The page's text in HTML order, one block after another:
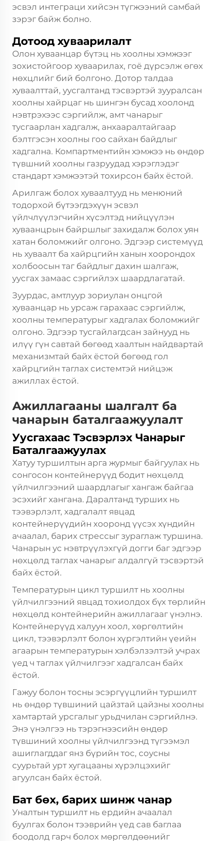
эсвэл интеграци хийсэн түгжээний самбай
зэрэг байж болно.
Дотоод хуваарилалт
Олон хуваанцар бүтэц нь хоолны хэмжээг
зохистойгоор хуваарилах, гоё дүрсэлж өгөх
нөхцлийг бий болгоно. Дотор талдаа
хуваалттай, уусгалтанд тэсвэртэй зууралсан
хоолны хайрцаг нь шингэн бусад хоолонд
нэвтрэхээс сэргийлж, амт чанарыг
тусгаарлан хадгалж, анхааралтайгаар
бэлтгэсэн хоолны гоо сайхан байдлыг
хадгална. Компартментийн хэмжээ нь өндөр
түвшний хоолны газруудад хэрэглэдэг
стандарт хэмжээтэй тохирсон байх ёстой.
Арилгаж болох хуваалтууд нь менюний
тодорхой бүтээгдэхүүн эсвэл
үйлчлүүлэгчийн хүсэлтэд нийцүүлэн
хуваанцрын байршлыг захидалж болох уян
хатан боломжийг олгоно. Эдгээр системүүд
нь хуваалт ба хайрцгийн ханын хоорондох
холбоосын таг байдлыг дахин шалгаж,
уусгах замаас сэргийлэх шаардлагатай.
Зуурдас, амтлуур зориулан онцгой
хуваанцар нь урсаж гарахаас сэргийлж,
хоолны температурыг хадгалах боломжийг
олгоно. Эдгээр тусгайлагдсан зайнууд нь
илүү гүн савтай бөгөөд хаалтын найдвартай
механизмтай байх ёстой бөгөөд гол
хайрцгийн таглах системтэй нийцэж
ажиллах ёстой.
Ажиллагааны шалгалт ба
чанарын баталгаажуулалт
Уусгахаас Тэсвэрлэх Чанарыг
Баталгаажуулах
Хатуу туршилтын арга журмыг байгуулах нь
сонгосон контейнерүүд бодит нөхцөлд
үйлчилгээний шаардлагыг хангаж байгаа
эсэхийг хангана. Даралтанд турших нь
тээвэрлэлт, хадгалалт явцад
контейнерүүдийн хооронд үүсэх хүндийн
ачаалал, барих стрессыг зураглаж туршина.
Чанарын ус нэвтрүүлэхгүй догги баг эдгээр
нөхцөлд таглах чанарыг алдалгүй тэсвэртэй
байх ёстой.
Температурын цикл туршилт нь хоолны
үйлчилгээний явцад тохиолдох бүх төрлийн
нөхцөлд контейнерийн ажиллагааг үнэлнэ.
Контейнерүүд халуун хоол, хөргөлтийн
цикл, тээвэрлэлт болон хүргэлтийн үеийн
агаарын температурын хэлбэлзэлтэй учрах
үед ч таглах үйлчилгээг хадгалсан байх
ёстой.
Гажуу болон тосны эсэргүүцлийн туршилт
нь өндөр түвшиний цайзтай цайзны хоолны
хамтартай урсгалыг урьдчилан сэргийлнэ.
Энэ үнэлгээ нь тэрэгнээсийн өндөр
түвшиний хоолны үйлчилгээнд түгээмэл
ашиглагддаг янз бүрийн тос, соусны
суурьтай урт хугацааны хүрэлцэхийг
агуулсан байх ёстой.
Бат бөх, барих шинж чанар
Уналтын туршилт нь ердийн ачаалал
буулгах болон тээврийн үед сав баглаа
боодолд гарч болох мөргөлдөөнийг